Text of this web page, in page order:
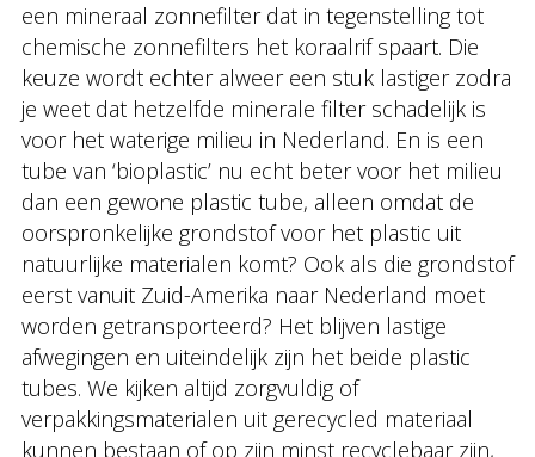
een mineraal zonnefilter dat in tegenstelling tot
chemische zonnefilters het koraalrif spaart. Die
keuze wordt echter alweer een stuk lastiger zodra
je weet dat hetzelfde minerale filter schadelijk is
voor het waterige milieu in Nederland. En is een
tube van ‘bioplastic’ nu echt beter voor het milieu
dan een gewone plastic tube, alleen omdat de
oorspronkelijke grondstof voor het plastic uit
natuurlijke materialen komt? Ook als die grondstof
eerst vanuit Zuid-Amerika naar Nederland moet
worden getransporteerd? Het blijven lastige
afwegingen en uiteindelijk zijn het beide plastic
tubes. We kijken altijd zorgvuldig of
verpakkingsmaterialen uit gerecycled materiaal
kunnen bestaan of op zijn minst recyclebaar zijn,